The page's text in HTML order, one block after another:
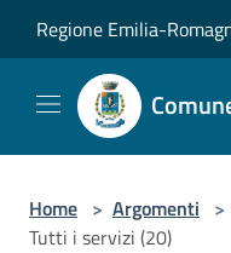
Regione Emilia-
Home > Argomenti >
Tutti i servizi (20)